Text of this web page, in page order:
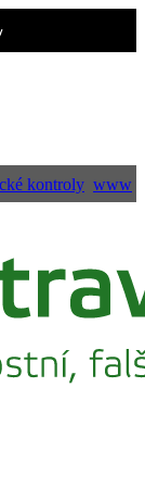
kontroly www